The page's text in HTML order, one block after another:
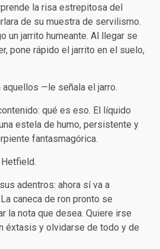
la risa estrepitosa del
de su muestra de servilismo.
un jarrito humeante. Al llegar se
pone rápido el jarrito en el suelo,
—le señala el jarro.
qué es eso. El líquido
estela de humo, persistente y
fantasmagórica.
adentros: ahora sí va a
caneca de ron pronto se
la nota que desea. Quiere irse
éxtasis y olvidarse de todo y de